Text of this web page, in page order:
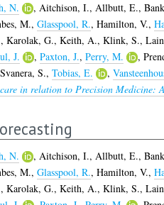
N. , Aitchison, I., Allbutt, E.,
M., Glasspool, R., Hamilton, V.,
, Karolak, G., Keith, A., Klink, S.,
J. , Paxton, J., Perry, M. ,
Svanera, S., Tobias, E. ,
in relation to Precision Medicine:
N. , Aitchison, I., Allbutt, E.,
M., Glasspool, R., Hamilton, V.,
, Karolak, G., Keith, A., Klink, S.,